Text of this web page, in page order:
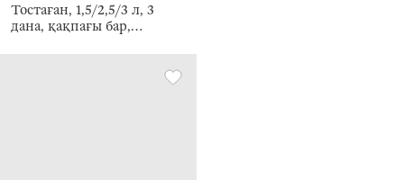
Тостаған, 1,5/2,5/3 л, 3
дана, қақпағы бар,